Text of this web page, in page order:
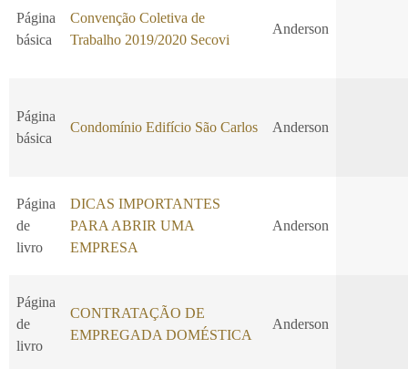
Página
básica
Convenção Coletiva de
Trabalho 2019/2020 Secovi
Anderson
Página
básica
Condomínio Edifício São Carlos Anderson
Página
de
livro
DICAS IMPORTANTES
PARA ABRIR UMA
EMPRESA
Anderson
Página
de
livro
CONTRATAÇÃO DE
EMPREGADA DOMÉSTICA
Anderson